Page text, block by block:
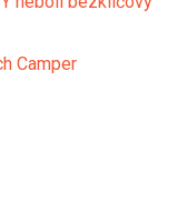
Camper